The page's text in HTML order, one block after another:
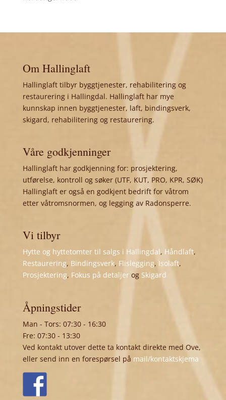
Om Hallinglaft
Hallinglaft tilbyr byggtjenester, rehabilitering og
restaurering i Hallingdal. Hallinglaft har mye
kunnskap innen byggtjenester, laft, bindingsverk,
skigard, rehabilitering og restaurering.
Våre godkjenninger
Hallinglaft har godkjenning for: prosjektering,
utførelse, kontroll og søker (UTF, KUT, PRO, KPR, SØK)
Hallinglaft er også en godkjent bedrift for våtrom
etter våtromsnormen, og legging av Radonsperre.
Vi tilbyr
Hytte og hyttetomter til salgs i Hallingdal, Håndlaft,
Restaurering, Bindingsverk, Flislegging, Isolaft,
Prosjektering, Fokus på detaljerog Skigard
Åpningstider
Man - Tors: 07:30 - 16:30
Fre: 07:30 - 13:30
Ved kontakt utover dette ta kontakt direkte med Ove,
eller send inn en forespørsel på mail/kontaktskjema